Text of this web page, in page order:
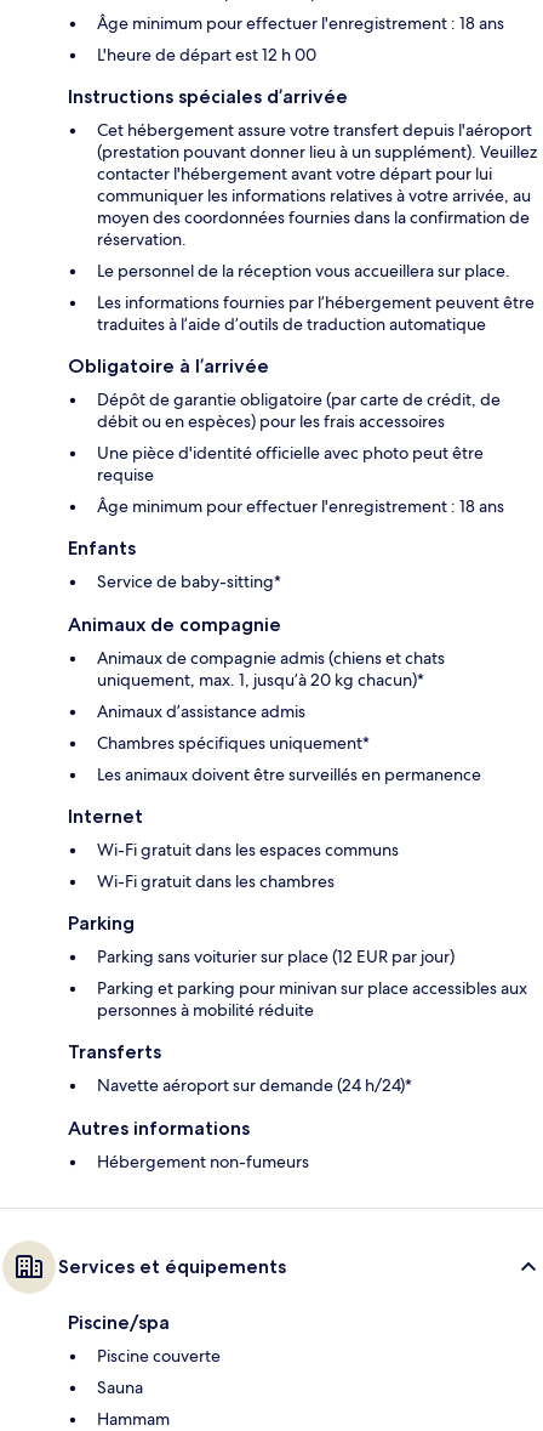
Âge minimum pour effectuer l'enregistrement : 18 ans
L'heure de départ est 12 h 00
Instructions spéciales d’arrivée
Cet hébergement assure votre transfert depuis l'aéroport
(prestation pouvant donner lieu à un supplément). Veuillez
contacter l'hébergement avant votre départ pour lui
communiquer les informations relatives à votre arrivée, au
moyen des coordonnées fournies dans la confirmation de
réservation.
Le personnel de la réception vous accueillera sur place.
Les informations fournies par l’hébergement peuvent être
traduites à l’aide d’outils de traduction automatique
Obligatoire à l’arrivée
Dépôt de garantie obligatoire (par carte de crédit, de
débit ou en espèces) pour les frais accessoires
Une pièce d'identité officielle avec photo peut être
requise
Âge minimum pour effectuer l'enregistrement : 18 ans
Enfants
Service de baby-sitting*
Animaux de compagnie
Animaux de compagnie admis (chiens et chats
uniquement, max. 1, jusqu’à 20 kg chacun)*
Animaux d’assistance admis
Chambres spécifiques uniquement*
Les animaux doivent être surveillés en permanence
Internet
Wi-Fi gratuit dans les espaces communs
Wi-Fi gratuit dans les chambres
Parking
Parking sans voiturier sur place (12 EUR par jour)
Parking et parking pour minivan sur place accessibles aux
personnes à mobilité réduite
Transferts
Navette aéroport sur demande (24 h/24)*
Autres informations
Hébergement non-fumeurs
Services et équipements
Piscine/spa
Piscine couverte
Sauna
Hammam